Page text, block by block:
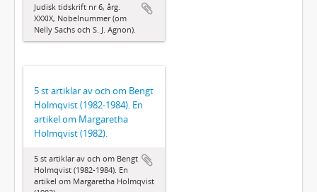
Judisk tidskrift nr 6, årg.
XXXIX, Nobelnummer (om
Nelly Sachs och S. J. Agnon).
5 st artiklar av och om Bengt
Holmqvist (1982-1984). En
artikel om Margaretha
Holmqvist (1982).
5 st artiklar av och om Bengt
Holmqvist (1982-1984). En
artikel om Margaretha Holmqvist